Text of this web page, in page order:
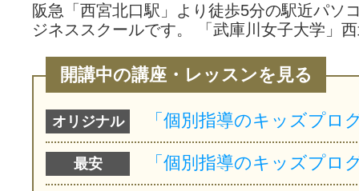
阪急「西宮北口駅」より徒歩5分の駅近パソ
ジネススクールです。 「武庫川女子大学」
開講中の講座・レッスンを見る
オリジナル
最安